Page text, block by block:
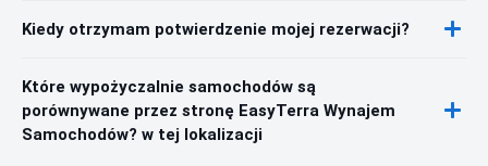
Kiedy otrzymam potwierdzenie mojej rezerwacji?
Które wypożyczalnie samochodów są
porównywane przez stronę EasyTerra Wynajem
Samochodów? w tej lokalizacji